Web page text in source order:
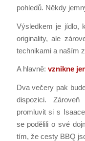
pohledů. Někdy
Výsledkem je jídlo,
originality, ale
technikami a naším
A hlavně: vznikne
Dva večery pak
dispozici.
promluvit si s
se podělili o své
tím, že cesty BBQ